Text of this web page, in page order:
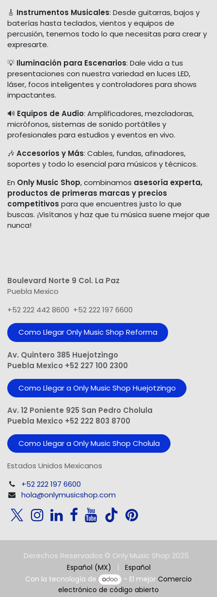
🎸 Instrumentos Musicales: Desde guitarras, bajos y
baterías hasta teclados, vientos y equipos de
percusión, tenemos todo lo que necesitas para crear y
expresarte.
💡 Iluminación para Escenarios: Dale vida a tus
presentaciones con nuestra variedad en luces LED,
láser, focos inteligentes y controladores para shows
impactantes.
🔊 Equipos de Audio: Amplificadores, mezcladoras,
micrófonos, sistemas de sonido portátiles y
profesionales para estudios y eventos en vivo.
🎶 Accesorios y Más: Cables, fundas, afinadores,
soportes y todo lo esencial para músicos y técnicos.
En Only Music Shop, combinamos asesoría experta,
productos de primeras marcas y precios
competitivos para que encuentres justo lo que
buscas. ¡Visítanos y haz que tu música suene mejor que
nunca!
Boulevard Norte 9 Col. La Paz
Puebla Mexico
+52 222 442 8600 +52 222 197 6600
Como Llegar Only Music Shop​ Reforma
Av. Quintero 385 Huejotzingo
Puebla Mexico +52 227 100 2300
Como Llegar a Only Music Shop Huejotzingo
Av. 12 Poniente 925 San Pedro Cholula
Puebla Mexico +52 222 803 8700
Como Llegar a Only Music Shop Cholula
Estados Unidos Mexicanos
+52 222 197 6600
hola@onlymusicshop.com
Derechos Reservados © Only Music Shop 2025
Español (MX) |
Español
Con la tecnología de
- El mejorComercio
electrónico de código abierto